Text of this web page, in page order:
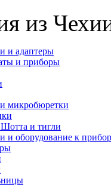
из
и адаптеры
и приборы
микробюретки
и тигли
и оборудование к